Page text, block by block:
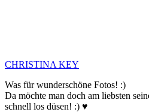
CHRISTINA KEY
Was für wunderschöne Fotos! :)
Da möchte man doch am liebsten
schnell los düsen! :) ♥